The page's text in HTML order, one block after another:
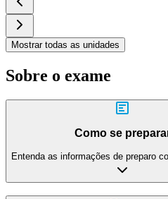
Mostrar todas as unidades
Sobre o exame
Como se
Entenda as informações de preparo